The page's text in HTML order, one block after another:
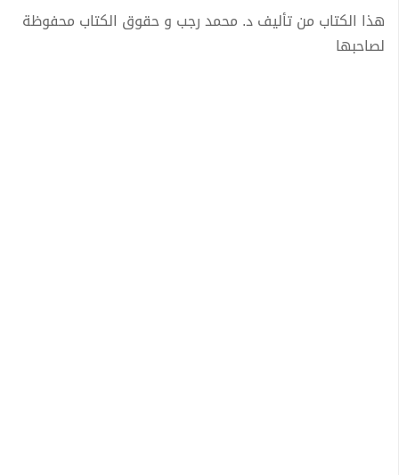
هذا الكتاب من تأليف د. محمد رجب و حقوق الكتاب محفوظة
لصاحبها